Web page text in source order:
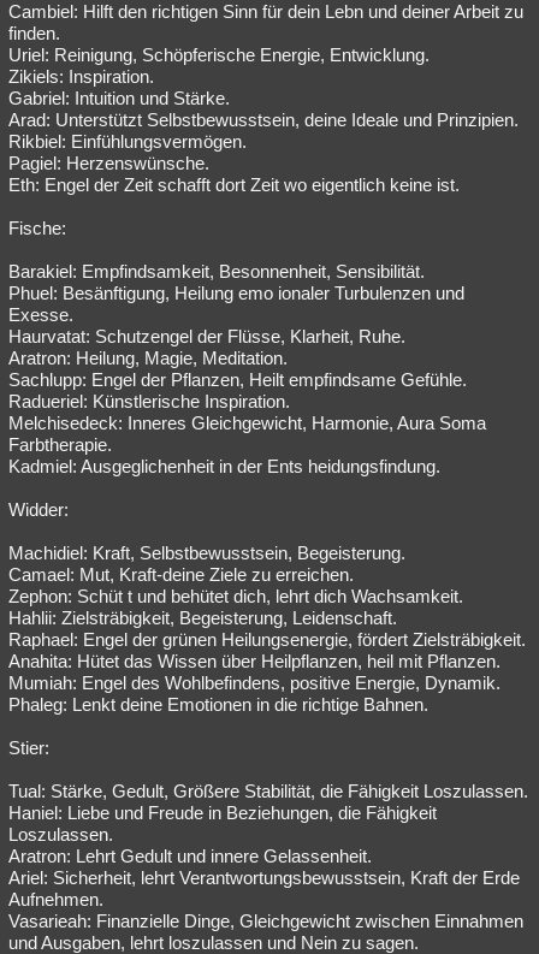
Cambiel: Hilft den richtigen Sinn für dein Lebn und deiner Arbeit zu
finden.
Uriel: Reinigung, Schöpferische Energie, Entwicklung.
Zikiels: Inspiration.
Gabriel: Intuition und Stärke.
Arad: Unterstützt Selbstbewusstsein, deine Ideale und Prinzipien.
Rikbiel: Einfühlungsvermögen.
Pagiel: Herzenswünsche.
Eth: Engel der Zeit schafft dort Zeit wo eigentlich keine ist.
Fische:
Barakiel: Empfindsamkeit, Besonnenheit, Sensibilität.
Phuel: Besänftigung, Heilung emo ionaler Turbulenzen und
Exesse.
Haurvatat: Schutzengel der Flüsse, Klarheit, Ruhe.
Aratron: Heilung, Magie, Meditation.
Sachlupp: Engel der Pflanzen, Heilt empfindsame Gefühle.
Radueriel: Künstlerische Inspiration.
Melchisedeck: Inneres Gleichgewicht, Harmonie, Aura Soma
Farbtherapie.
Kadmiel: Ausgeglichenheit in der Ents heidungsfindung.
Widder:
Machidiel: Kraft, Selbstbewusstsein, Begeisterung.
Camael: Mut, Kraft-deine Ziele zu erreichen.
Zephon: Schüt t und behütet dich, lehrt dich Wachsamkeit.
Hahlii: Zielsträbigkeit, Begeisterung, Leidenschaft.
Raphael: Engel der grünen Heilungsenergie, fördert Zielsträbigkeit.
Anahita: Hütet das Wissen über Heilpflanzen, heil mit Pflanzen.
Mumiah: Engel des Wohlbefindens, positive Energie, Dynamik.
Phaleg: Lenkt deine Emotionen in die richtige Bahnen.
Stier:
Tual: Stärke, Gedult, Größere Stabilität, die Fähigkeit Loszulassen.
Haniel: Liebe und Freude in Beziehungen, die Fähigkeit
Loszulassen.
Aratron: Lehrt Gedult und innere Gelassenheit.
Ariel: Sicherheit, lehrt Verantwortungsbewusstsein, Kraft der Erde
Aufnehmen.
Vasarieah: Finanzielle Dinge, Gleichgewicht zwischen Einnahmen
und Ausgaben, lehrt loszulassen und Nein zu sagen.